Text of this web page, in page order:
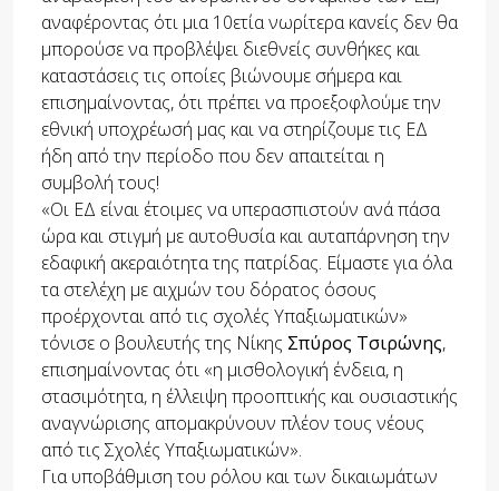
αναφέροντας ότι μια 10ετία νωρίτερα κανείς δεν θα
μπορούσε να προβλέψει διεθνείς συνθήκες και
καταστάσεις τις οποίες βιώνουμε σήμερα και
επισημαίνοντας, ότι πρέπει να προεξοφλούμε την
εθνική υποχρέωσή μας και να στηρίζουμε τις ΕΔ
ήδη από την περίοδο που δεν απαιτείται η
συμβολή τους!
«Οι ΕΔ είναι έτοιμες να υπερασπιστούν ανά πάσα
ώρα και στιγμή με αυτοθυσία και αυταπάρνηση την
εδαφική ακεραιότητα της πατρίδας. Είμαστε για όλα
τα στελέχη με αιχμών του δόρατος όσους
προέρχονται από τις σχολές Υπαξιωματικών»
τόνισε ο βουλευτής της Νίκης Σπύρος Τσιρώνης,
επισημαίνοντας ότι «η μισθολογική ένδεια, η
στασιμότητα, η έλλειψη προοπτικής και ουσιαστικής
αναγνώρισης απομακρύνουν πλέον τους νέους
από τις Σχολές Υπαξιωματικών».
Για υποβάθμιση του ρόλου και των δικαιωμάτων